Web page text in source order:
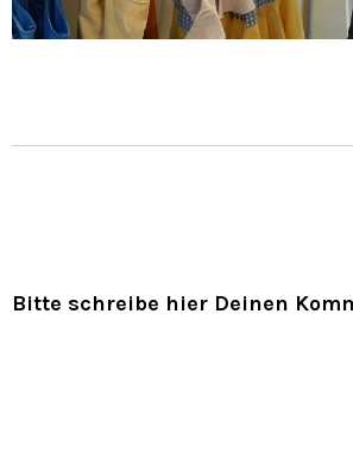
Bitte schreibe hier Deinen